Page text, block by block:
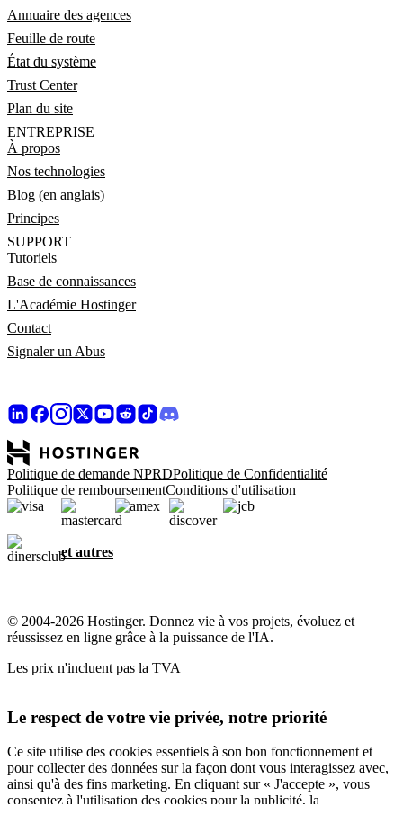
Annuaire des agences
Feuille de route
État du système
Trust Center
Plan du site
ENTREPRISE
À propos
Nos technologies
Blog (en anglais)
Principes
SUPPORT
Tutoriels
Base de connaissances
L'Académie Hostinger
Contact
Signaler un Abus
Politique de demande NPRDPolitique de Confidentialité
Politique de remboursementConditions d'utilisation
et autres
© 2004-2026 Hostinger. Donnez vie à vos projets, évoluez et
réussissez en ligne grâce à la puissance de l'IA.
Les prix n'incluent pas la TVA
Le respect de votre vie privée, notre priorité
Ce site utilise des cookies essentiels à son bon fonctionnement et
pour collecter des données sur la façon dont vous interagissez avec,
ainsi qu'à des fins marketing. En cliquant sur « J'accepte », vous
consentez à l'utilisation des cookies pour la publicité, la